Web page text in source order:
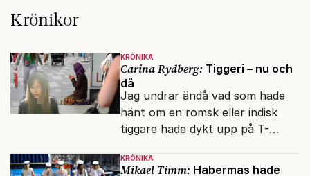
Krönikor
KRÖNIKA
Carina Rydberg: Tiggeri – nu och
då
Jag undrar ändå vad som hade
hänt om en romsk eller indisk
tiggare hade dykt upp på T-
vilken det hade gått bra att
KRÖNIKA
Mikael Timm: Habermas hade